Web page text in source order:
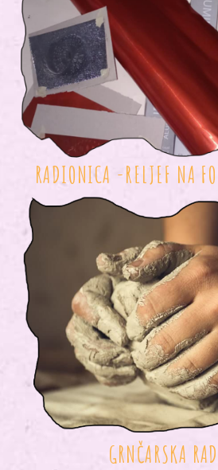
RADIONICA -RELJEF NA
GRNČARSKA